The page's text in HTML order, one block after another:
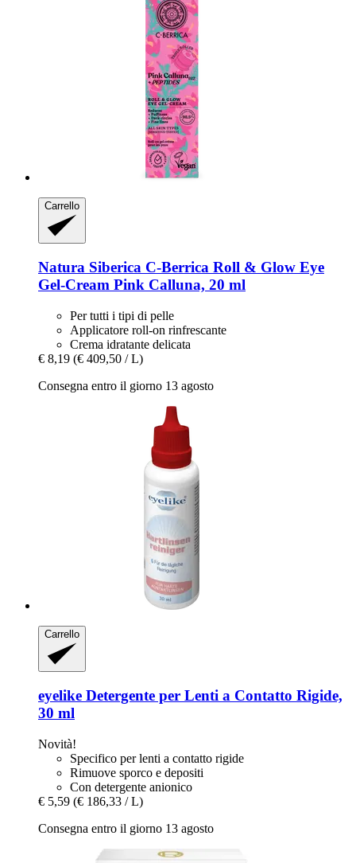
Carrello
Natura Siberica C-​Berrica Roll & Glow Eye
Gel-​Cream Pink Calluna, 20 ml
Per tutti i tipi di pelle
Applicatore roll-on rinfrescante
Crema idratante delicata
€ 8,19 (€ 409,50 / L)
Consegna entro il giorno 13 agosto
Carrello
eyelike Detergente per Lenti a Contatto Rigide,
30 ml
Novità!
Specifico per lenti a contatto rigide
Rimuove sporco e depositi
Con detergente anionico
€ 5,59 (€ 186,33 / L)
Consegna entro il giorno 13 agosto